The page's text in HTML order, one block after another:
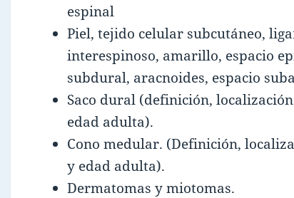
espinal
Piel, tejido celular subcutáneo,
interespinoso, amarillo, espacio
subdural, aracnoides, espacio
Saco dural (definición,
edad adulta).
Cono medular. (Definición,
y edad adulta).
Dermatomas y miotomas.